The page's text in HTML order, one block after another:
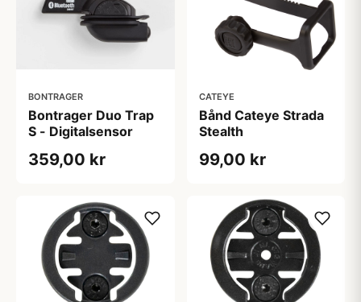
BONTRAGER
Bontrager Duo Trap
S - Digitalsensor
359,00 kr
CATEYE
Bånd Cateye Strada
Stealth
99,00 kr